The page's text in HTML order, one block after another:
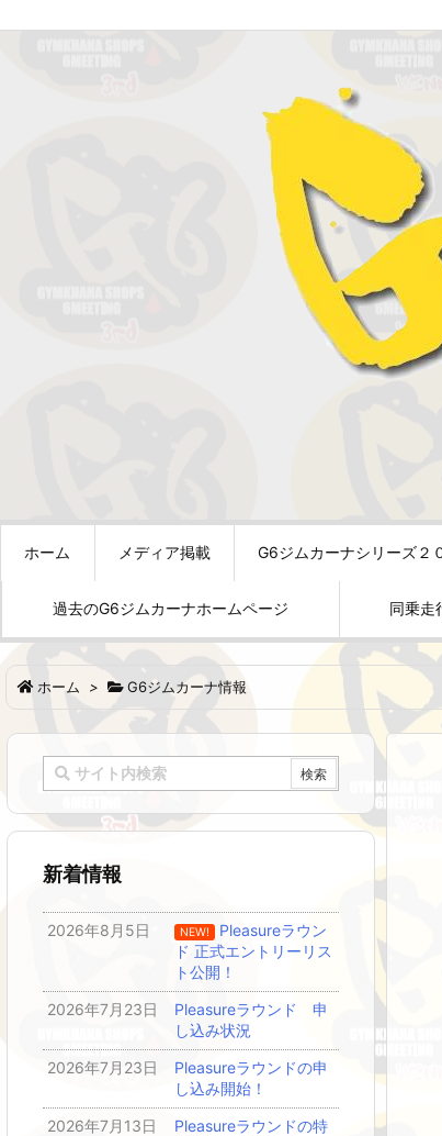
ホーム メディア掲載 G6ジムカーナシリーズ２
過去のG6ジムカーナホームページ 同乗走
ホーム > G6ジムカーナ情報
新着情報
2026年8月5日 NEW! Pleasureラウン
ド 正式エントリーリス
ト公開！
2026年7月23日
Pleasureラウンド 申
し込み状況
2026年7月23日
Pleasureラウンドの申
し込み開始！
2026年7月13日
Pleasureラウンドの特